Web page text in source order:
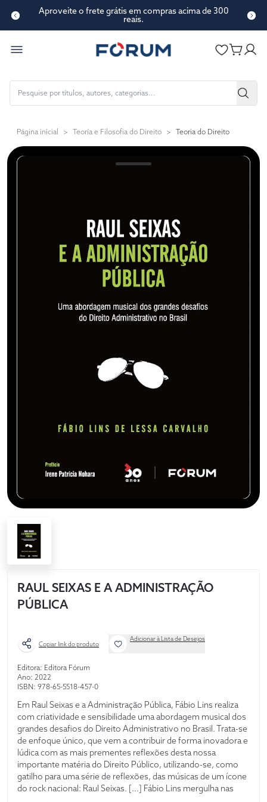
Aproveite o frete grátis em compras acima de 300
reais.
Página inicial > Teoría e Filosofia do Direito > Teoria do Direito
RAUL SEIXAS E A ADMINISTRAÇÃO
PÚBLICA
Copiar link do produto
Adicionar à Lista de Desejos
Editora: Editora Fórum
Ano: 2022
ISBN: 978-65-5518-457-0
Em Raul Seixas e a Administração Pública, Fábio Lins realiza
com criatividade e sensibilidade uma abordagem musical dos
grandes desafios do Direito Administrativo no Brasil. Trata-se
de enfoque único, que vem a contribuir de forma inovadora e
lúdica com as mais prementes reflexões desta nossa
importante matéria do Direito Público, utilizando-se, como
gatilho para uma série de reflexões, das músicas de um ícone
do rock nacional: Raul Seixas. [...] Fábio Lins mergulha nas